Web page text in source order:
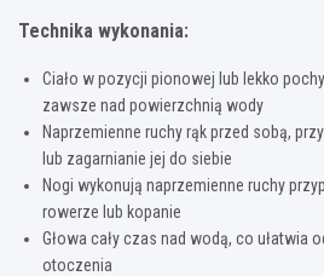
Technika wykonania:
Ciało w pozycji pionowej lub lekko
zawsze nad powierzchnią wody
Naprzemienne ruchy rąk przed sobą,
lub zagarnianie jej do siebie
Nogi wykonują naprzemienne ruchy
rowerze lub kopanie
Głowa cały czas nad wodą, co ułatwia
otoczenia